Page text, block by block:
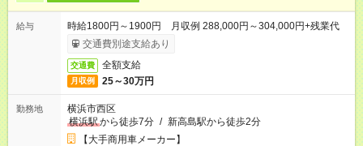
給与
時給1800円～1900円 月収例 288,000円～304,000円+残業代
交通費別途支給あり
交通費 全額支給
月収例 25～30万円
勤務地
横浜市西区
横浜駅から徒歩7分 / 新高島駅から徒歩2分
【大手商用車メーカー】